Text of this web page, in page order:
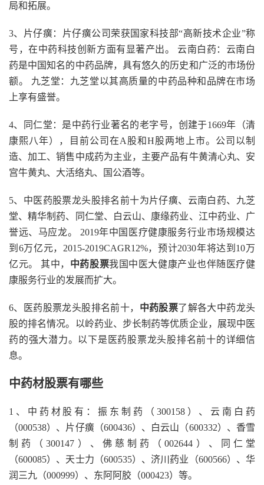
局和拓展。
3、片仔癀：片仔癀公司荣获国家科技部“高新技术企业”称
号，在中药科技创新方面有显著产出。 云南白药：云南白
药是中国知名的中药品牌，具有悠久的历史和广泛的市场份
额。 九芝堂：九芝堂以其高质量的中药品种和品牌在市场
上享有盛誉。
4、同仁堂：是中药行业著名的老字号，创建于1669年（清
康熙八年），目前公司在A股和H股两地上市。公司以制
造、加工、销售中成药为主业，主要产品有牛黄清心丸、安
宫牛黄丸、大活络丸、国公酒等。
5、中医药股票龙头股排名前十为片仔癀、云南白药、九芝
堂、精华制药、同仁堂、白云山、康缘药业、江中药业、广
誉远、马应龙。 2019年中国医疗健康服务行业市场规模达
到6万亿元，2015-2019CAGR12%，预计2030年将达到10万
亿元。 其中， 中药股票我国中医大健康产业也伴随医疗健
康服务行业的发展而扩大。
6、医药股票龙头股排名前十， 中药股票了解各大中药龙头
股的排名情况。以岭药业、步长制药等优质企业，展现中医
药的强大潜力。以下是医药股票龙头股排名前十的详细信
息。
中药材股票有哪些
1、中药材股有：振东制药（300158）、云南白药
（000538）、片仔癀（600436）、白云山（600332）、香雪
制药（300147）、佛慈制药（002644）、同仁堂
（600085）、天士力（600535）、济川药业（600566）、华
润三九（000999）、东阿阿胶（000423）等。